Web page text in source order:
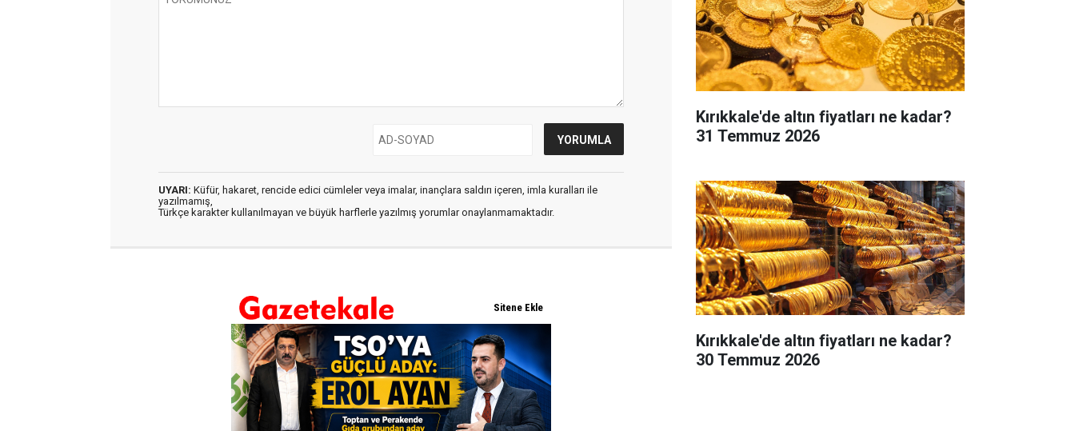
UYARI: Küfür, hakaret, rencide edici cümleler veya imalar, inançlara saldırı içeren, imla kuralları ile
yazılmamış,
Türkçe karakter kullanılmayan ve büyük harflerle yazılmış yorumlar onaylanmamaktadır.
Kırıkkale'de altın fiyatları ne kadar?
31 Temmuz 2026
Kırıkkale'de altın fiyatları ne kadar?
30 Temmuz 2026